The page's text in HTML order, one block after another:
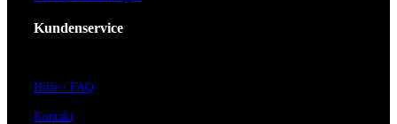
Kundenservice
Hilfe / FAQ
Kontakt